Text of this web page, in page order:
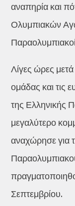
αναπηρία και
Ολυμπιακών
Λίγες ώρες
ομάδας και
της Ελληνικής
μεγαλύτερο
αναχώρησε για
Σεπτεμβρίου.